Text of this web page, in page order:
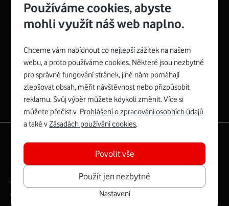
Zyxel VMG8623-T50B:
Rozměry modemu jsou 16 x 22 x 7,5 cm (včetně stojánku)
a nabízí 4 gigabitové LAN porty a bezdrátové připojení Wi-
Fi ve verzích 802.11 b/g/n/ac pro frekvenci 2,4 GHz a
Mb/s.
Více o Zyxel VMG8623-T50B
Spojte se s Vodafonem
Právní­ podmí­nky
Ochrana soukromí­
Digitální odpovědnost
Ceník
Copyright © 2026 Vodafone Czech Republic a.s.
Používáme cookies, abyste
mohli využít náš web naplno.
Chceme vám nabídnout co nejlepší zážitek na našem
webu, a proto používáme cookies. Některé jsou nezbytné
pro správné fungování stránek, jiné nám pomáhají
zlepšovat obsah, měřit návštěvnost nebo přizpůsobit
reklamu. Svůj výběr můžete kdykoli změnit. Více si
můžete přečíst v Prohlášení o zpracování osobních údajů
a také vZásadách používání cookies.
Použít jen nezbytné
Povolit vše
Nastavení